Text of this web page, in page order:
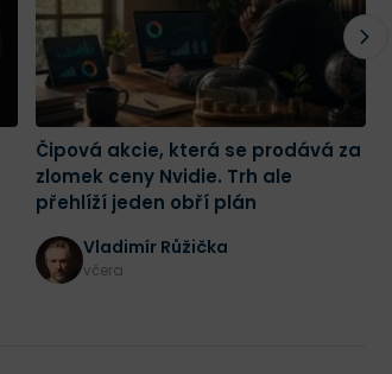
Čipová akcie, která se prodává za
zlomek ceny Nvidie. Trh ale
přehlíží jeden obří plán
Vladimír Růžička
včera